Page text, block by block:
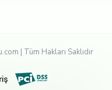
| Tüm Hakları Saklıdır